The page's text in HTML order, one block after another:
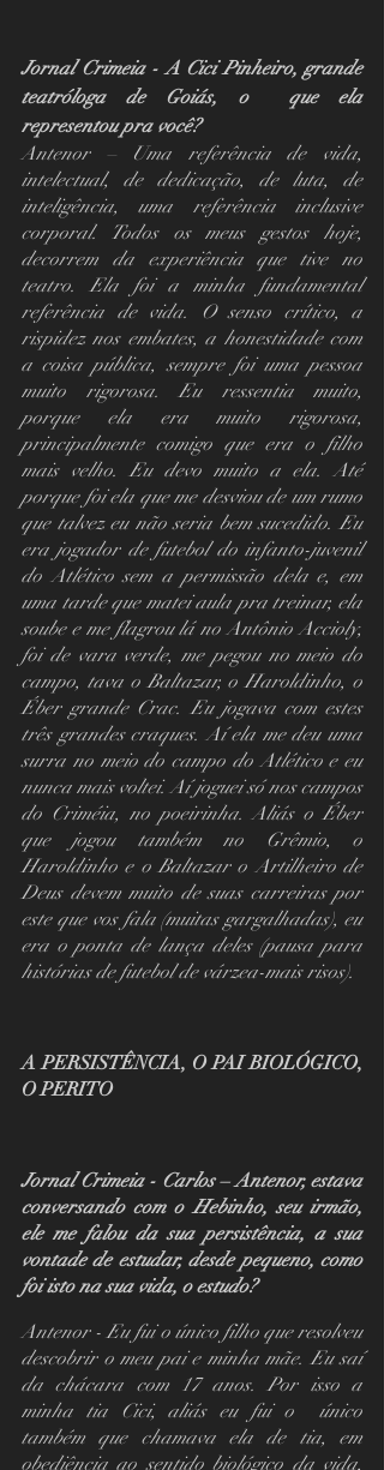
Jornal Crimeia - A Cici Pinheiro, grande
teatróloga de Goiás, o  que ela
representou pra você?
Antenor – Uma referência de vida,
intelectual, de dedicação, de luta, de
inteligência, uma referência inclusive
corporal. Todos os meus gestos hoje,
decorrem da experiência que tive no
teatro. Ela foi a minha fundamental
referência de vida. O senso crítico, a
rispidez nos embates, a honestidade com
a coisa pública, sempre foi uma pessoa
muito rigorosa. Eu ressentia muito,
porque ela era muito rigorosa,
principalmente comigo que era o filho
mais velho. Eu devo muito a ela. Até
porque foi ela que me desviou de um rumo
que talvez eu não seria bem sucedido. Eu
era jogador de futebol do infanto-juvenil
do Atlético sem a permissão dela e, em
uma tarde que matei aula pra treinar, ela
soube e me flagrou lá no Antônio Accioly,
foi de vara verde, me pegou no meio do
campo, tava o Baltazar, o Haroldinho, o
Éber grande Crac. Eu jogava com estes
três grandes craques. Aí ela me deu uma
surra no meio do campo do Atlético e eu
nunca mais voltei. Aí joguei só nos campos
do Criméia, no poeirinha. Aliás o Éber
que jogou também no Grêmio, o
Haroldinho e o Baltazar o Artilheiro de
Deus devem muito de suas carreiras por
este que vos fala (muitas gargalhadas), eu
era o ponta de lança deles (pausa para
histórias de futebol de várzea-mais risos).
A PERSISTÊNCIA, O PAI BIOLÓGICO,
O PERITO
Jornal Crimeia - Carlos – Antenor, estava
conversando com o Hebinho, seu irmão,
ele me falou da sua persistência, a sua
vontade de estudar, desde pequeno, como
foi isto na sua vida, o estudo?
Antenor - Eu fui o único filho que resolveu
descobrir o meu pai e minha mãe. Eu saí
da chácara com 17 anos. Por isso a
minha tia Cici, aliás eu fui o  único
também que chamava ela de tia, em
obediência ao sentido biológico da vida,